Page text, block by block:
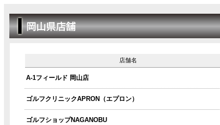
店舗名
A-1フィールド 岡山店
ゴルフクリニックAPRON（エプロン）
ゴルフショップNAGANOBU